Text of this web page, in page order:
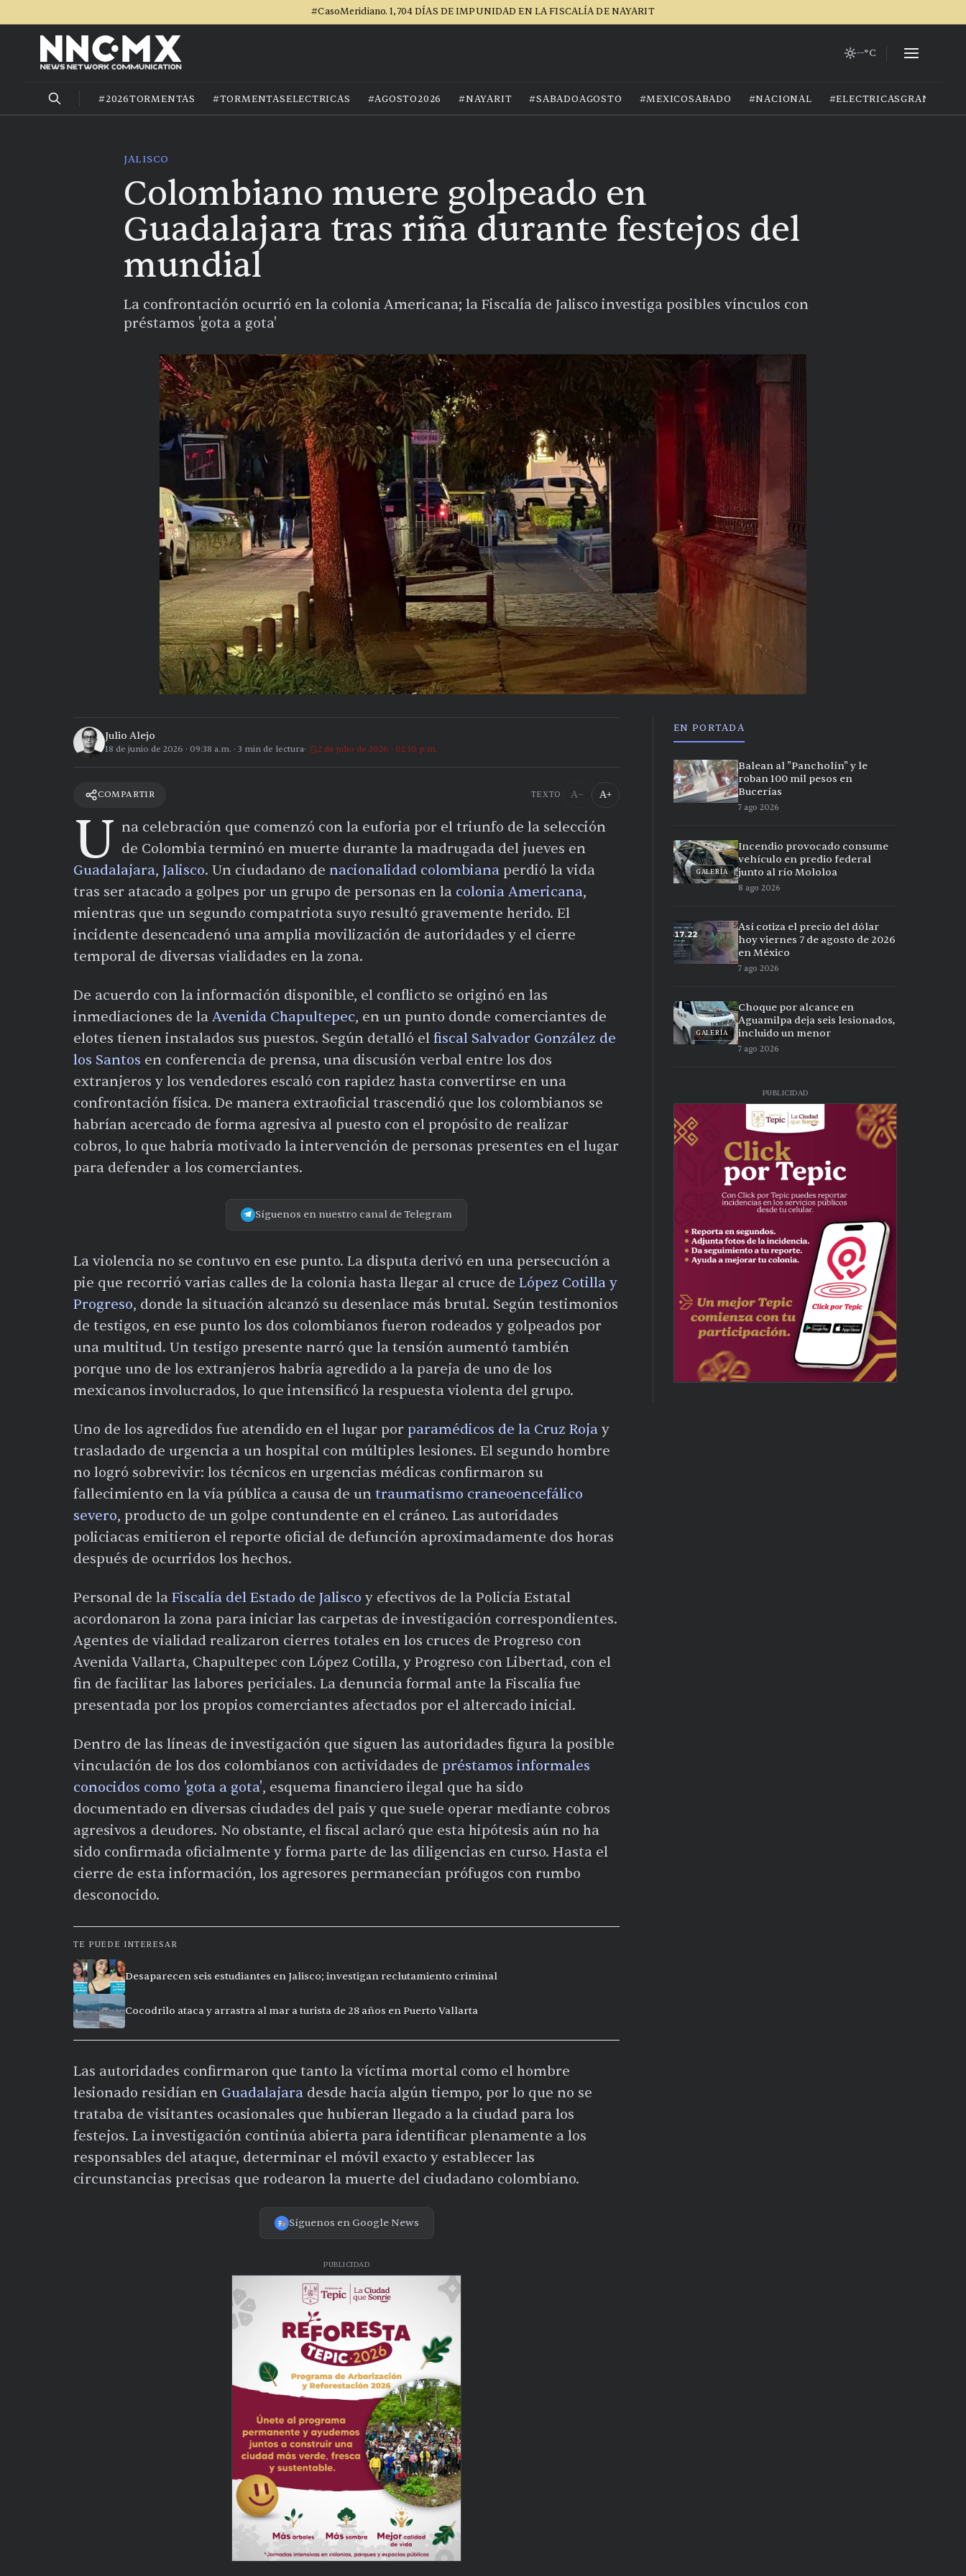
#CasoMeridiano. 1,704 DÍAS DE IMPUNIDAD EN LA FISCALÍA DE NAYARIT
--°C
#2026TORMENTAS #TORMENTASELECTRICAS #AGOSTO2026 #NAYARIT #SABADOAGOSTO #MEXICOSABADO #NACIONAL #ELECTRICASGRANIZO
JALISCO
Colombiano muere golpeado en
Guadalajara tras riña durante festejos del
mundial
La confrontación ocurrió en la colonia Americana; la Fiscalía de Jalisco investiga posibles vínculos con
préstamos 'gota a gota'
Julio Alejo
18 de junio de 2026 · 09:38 a.m. · 3 min de lectura 2 de julio de 2026 · 02:10 p.m.
COMPARTIR TEXTO A− A+
U na celebración que comenzó con la euforia por el triunfo de la selección
de Colombia terminó en muerte durante la madrugada del jueves en
Guadalajara, Jalisco. Un ciudadano de nacionalidad colombiana perdió la vida
tras ser atacado a golpes por un grupo de personas en la colonia Americana,
mientras que un segundo compatriota suyo resultó gravemente herido. El
incidente desencadenó una amplia movilización de autoridades y el cierre
temporal de diversas vialidades en la zona.
De acuerdo con la información disponible, el conflicto se originó en las
inmediaciones de la Avenida Chapultepec, en un punto donde comerciantes de
elotes tienen instalados sus puestos. Según detalló el fiscal Salvador González de
los Santos en conferencia de prensa, una discusión verbal entre los dos
extranjeros y los vendedores escaló con rapidez hasta convertirse en una
confrontación física. De manera extraoficial trascendió que los colombianos se
habrían acercado de forma agresiva al puesto con el propósito de realizar
cobros, lo que habría motivado la intervención de personas presentes en el lugar
para defender a los comerciantes.
Síguenos en nuestro canal de Telegram
La violencia no se contuvo en ese punto. La disputa derivó en una persecución a
pie que recorrió varias calles de la colonia hasta llegar al cruce de López Cotilla y
Progreso, donde la situación alcanzó su desenlace más brutal. Según testimonios
de testigos, en ese punto los dos colombianos fueron rodeados y golpeados por
una multitud. Un testigo presente narró que la tensión aumentó también
porque uno de los extranjeros habría agredido a la pareja de uno de los
mexicanos involucrados, lo que intensificó la respuesta violenta del grupo.
Uno de los agredidos fue atendido en el lugar por paramédicos de la Cruz Roja y
trasladado de urgencia a un hospital con múltiples lesiones. El segundo hombre
no logró sobrevivir: los técnicos en urgencias médicas confirmaron su
fallecimiento en la vía pública a causa de un traumatismo craneoencefálico
severo, producto de un golpe contundente en el cráneo. Las autoridades
policiacas emitieron el reporte oficial de defunción aproximadamente dos horas
después de ocurridos los hechos.
Personal de la Fiscalía del Estado de Jalisco y efectivos de la Policía Estatal
acordonaron la zona para iniciar las carpetas de investigación correspondientes.
Agentes de vialidad realizaron cierres totales en los cruces de Progreso con
Avenida Vallarta, Chapultepec con López Cotilla, y Progreso con Libertad, con el
fin de facilitar las labores periciales. La denuncia formal ante la Fiscalía fue
presentada por los propios comerciantes afectados por el altercado inicial.
Dentro de las líneas de investigación que siguen las autoridades figura la posible
vinculación de los dos colombianos con actividades de préstamos informales
conocidos como 'gota a gota', esquema financiero ilegal que ha sido
documentado en diversas ciudades del país y que suele operar mediante cobros
agresivos a deudores. No obstante, el fiscal aclaró que esta hipótesis aún no ha
sido confirmada oficialmente y forma parte de las diligencias en curso. Hasta el
cierre de esta información, los agresores permanecían prófugos con rumbo
desconocido.
TE PUEDE INTERESAR
Desaparecen seis estudiantes en Jalisco; investigan reclutamiento criminal
Cocodrilo ataca y arrastra al mar a turista de 28 años en Puerto Vallarta
Las autoridades confirmaron que tanto la víctima mortal como el hombre
lesionado residían en Guadalajara desde hacía algún tiempo, por lo que no se
trataba de visitantes ocasionales que hubieran llegado a la ciudad para los
festejos. La investigación continúa abierta para identificar plenamente a los
responsables del ataque, determinar el móvil exacto y establecer las
circunstancias precisas que rodearon la muerte del ciudadano colombiano.
Síguenos en Google News
PUBLICIDAD
EN PORTADA
Balean al "Pancholín" y le
roban 100 mil pesos en
Bucerías
7 ago 2026
GALERÍA
Incendio provocado consume
vehículo en predio federal
junto al río Mololoa
8 ago 2026
Así cotiza el precio del dólar
hoy viernes 7 de agosto de 2026
en México
7 ago 2026
GALERÍA
Choque por alcance en
Aguamilpa deja seis lesionados,
incluido un menor
7 ago 2026
PUBLICIDAD